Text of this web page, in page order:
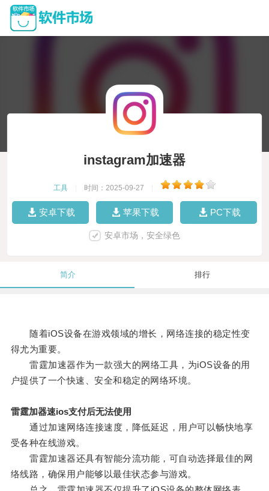
instagram加速器
工具 时间：2025-09-27
安卓下载 苹果下载 PC下载
安卓市场，安全绿色
简介 排行
随着iOS设备在游戏领域的增长，网络连接的稳定性变
得尤为重要。
雷霆加速器作为一款强大的网络工具，为iOS设备的用
户提供了一个快速、安全和稳定的网络环境。
雷霆加器速ios支付后无法使用
通过加速网络连接速度，降低延迟，用户可以畅快地享
受各种在线游戏。
雷霆加速器还具有智能分流功能，可自动选择最佳的网
络线路，确保用户能够以最佳状态参与游戏。